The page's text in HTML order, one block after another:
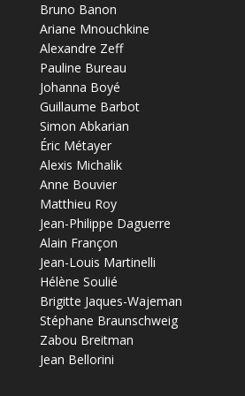
Bruno Banon
Ariane Mnouchkine
Alexandre Zeff
Pauline Bureau
Johanna Boyé
Guillaume Barbot
Simon Abkarian
Éric Métayer
Alexis Michalik
Anne Bouvier
Matthieu Roy
Jean-Philippe Daguerre
Alain Françon
Jean-Louis Martinelli
Hélène Soulié
Brigitte Jaques-Wajeman
Stéphane Braunschweig
Zabou Breitman
Jean Bellorini